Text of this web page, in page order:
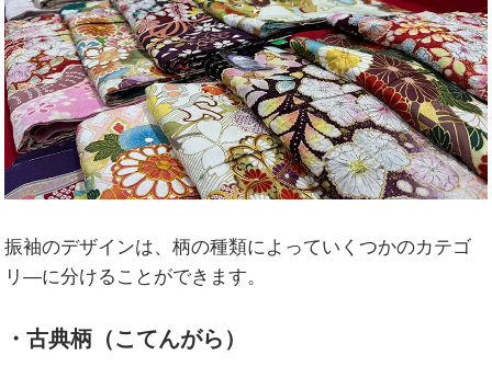
振袖のデザインは、柄の種類によっていくつかのカテゴ
リ―に分けることができます。
・古典柄（こてんがら）